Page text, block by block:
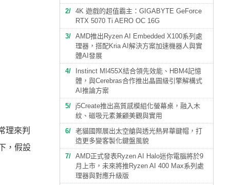
理來判
，假設
2
4K 遊戲的超值霸主：GIGABYTE GeForce
RTX 5070 Ti AERO OC 16G
3
AMD推出Ryzen AI Embedded X100系列處
理器，搭配Kria AI解決方案加速機器人與實
體AI發展
4
Instinct MI455X結合領先效能、HBM4記憶
體，與Cerebras合作推出晶圓級引擎解構式
AI推論方案
5
j5Create推出高質感模組化螢幕桌，融入木
紋、磁吸元素兼顧美觀與實用
6
老貓國際展出太空艙與透光熱昇華鍵帽，打
造更多變客製化鍵盤風貌
7
AMD正式發表Ryzen AI Halo迷你電腦將於9
月上市，未來將推Ryzen AI 400 Max系列處
理器與對應升級版